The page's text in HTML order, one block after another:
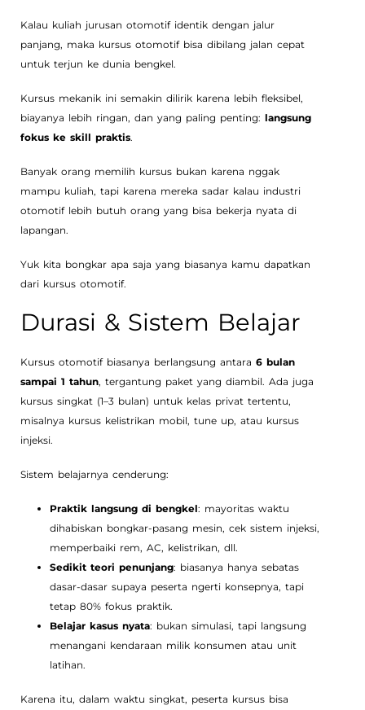
Kalau kuliah jurusan otomotif identik dengan jalur
panjang, maka kursus otomotif bisa dibilang jalan cepat
untuk terjun ke dunia bengkel.
Kursus mekanik ini semakin dilirik karena lebih fleksibel,
biayanya lebih ringan, dan yang paling penting: langsung
fokus ke skill praktis.
Banyak orang memilih kursus bukan karena nggak
mampu kuliah, tapi karena mereka sadar kalau industri
otomotif lebih butuh orang yang bisa bekerja nyata di
lapangan.
Yuk kita bongkar apa saja yang biasanya kamu dapatkan
dari kursus otomotif.
Durasi & Sistem Belajar
Kursus otomotif biasanya berlangsung antara 6 bulan
sampai 1 tahun, tergantung paket yang diambil. Ada juga
kursus singkat (1–3 bulan) untuk kelas privat tertentu,
misalnya kursus kelistrikan mobil, tune up, atau kursus
injeksi.
Sistem belajarnya cenderung:
Praktik langsung di bengkel: mayoritas waktu
dihabiskan bongkar-pasang mesin, cek sistem injeksi,
memperbaiki rem, AC, kelistrikan, dll.
Sedikit teori penunjang: biasanya hanya sebatas
dasar-dasar supaya peserta ngerti konsepnya, tapi
tetap 80% fokus praktik.
Belajar kasus nyata: bukan simulasi, tapi langsung
menangani kendaraan milik konsumen atau unit
latihan.
Karena itu, dalam waktu singkat, peserta kursus bisa